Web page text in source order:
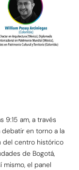
9:15 am, a través
debatir en torno a la
del centro histórico
de Bogotá,
mismo, el panel